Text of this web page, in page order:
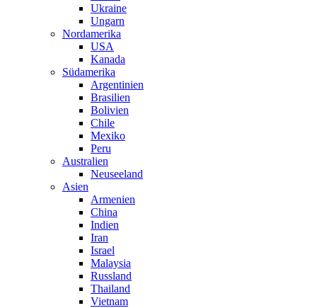
Ukraine
Ungarn
Nordamerika
USA
Kanada
Südamerika
Argentinien
Brasilien
Bolivien
Chile
Mexiko
Peru
Australien
Neuseeland
Asien
Armenien
China
Indien
Iran
Israel
Malaysia
Russland
Thailand
Vietnam